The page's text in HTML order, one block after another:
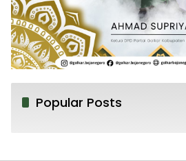
Popular Posts